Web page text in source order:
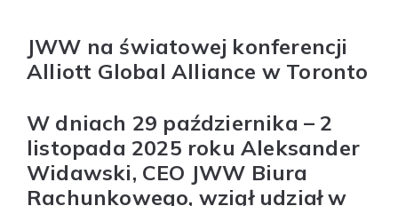
JWW na światowej konferencji
Alliott Global Alliance w Toronto
W dniach 29 października – 2
listopada 2025 roku Aleksander
Widawski, CEO JWW Biura
Rachunkowego, wziął udział w